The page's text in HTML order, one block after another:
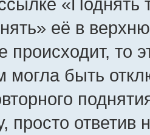
её в
происходит, то
могла быть
просто ответив